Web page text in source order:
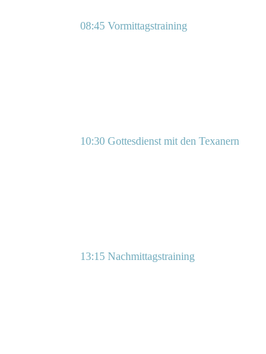
08:45 Vormittagstraining
10:30 Gottesdienst mit den Texanern
13:15 Nachmittagstraining